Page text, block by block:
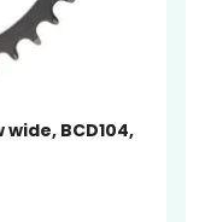
BCD104,